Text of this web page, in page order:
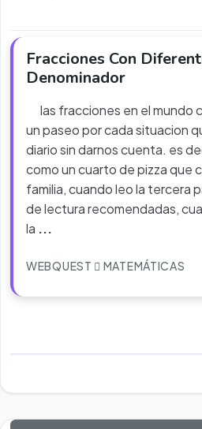
Fracciones Con
Denominador
las fracciones en el mundo
un paseo por cada situacion
diario sin darnos cuenta. es
como un cuarto de pizza que
familia, cuando leo la tercera
de lectura recomendadas,
la ...
WEBQUEST MATEMÁTICAS